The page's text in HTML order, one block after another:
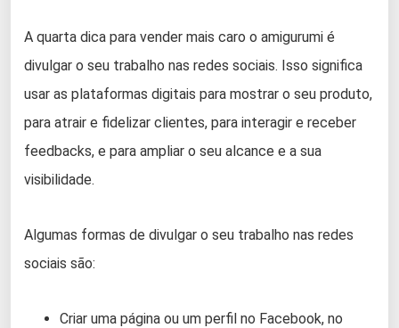
A quarta dica para vender mais caro o amigurumi é
divulgar o seu trabalho nas redes sociais. Isso significa
usar as plataformas digitais para mostrar o seu produto,
para atrair e fidelizar clientes, para interagir e receber
feedbacks, e para ampliar o seu alcance e a sua
visibilidade.
Algumas formas de divulgar o seu trabalho nas redes
sociais são:
Criar uma página ou um perfil no Facebook, no